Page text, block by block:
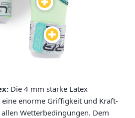
Die 4 mm starke Latex
enorme Griffigkeit und Kraft-
Wetterbedingungen. Dem